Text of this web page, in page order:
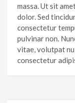
massa. Ut sit
dolor. Sed
consectetur
pulvinar non.
vitae, volutpat
consectetur